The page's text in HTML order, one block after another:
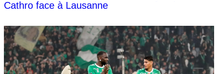
Cathro face à Lausanne